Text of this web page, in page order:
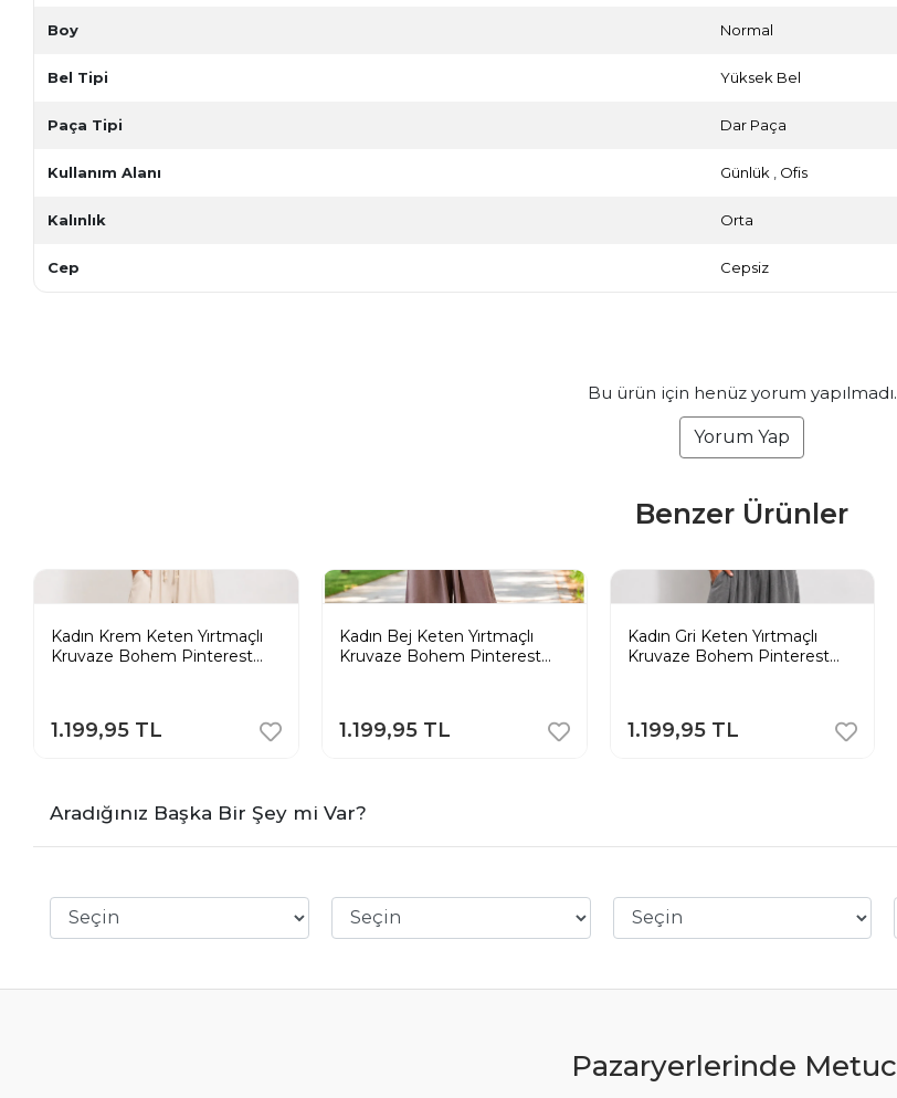
Boy Normal
Bel Tipi Yüksek Bel
Paça Tipi Dar Paça
Kullanım Alanı Günlük Ofis
Kalınlık Orta
Cep Cepsiz
Bu ürün için henüz yorum yapılmadı.
Yorum Yap
Benzer Ürünler
Kadın Krem Keten Yırtmaçlı
Kruvaze Bohem Pinterest
1.199,95 TL
Kadın Bej Keten Yırtmaçlı
Kruvaze Bohem Pinterest
1.199,95 TL
Kadın Gri Keten Yırtmaçlı
Kruvaze Bohem Pinterest
1.199,95 TL
Aradığınız Başka Bir Şey mi Var?